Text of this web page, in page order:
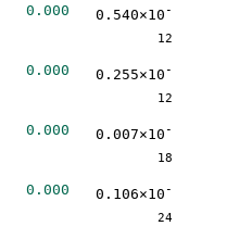
0.000 0.540×10-
12
0.000 0.255×10-
12
0.000 0.007×10-
18
0.000 0.106×10-
24